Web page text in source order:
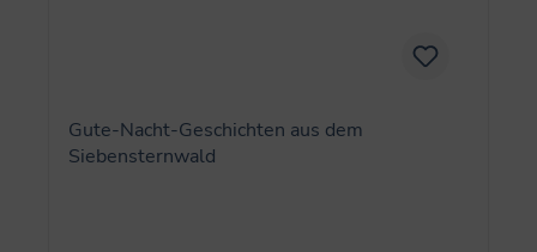
Gute-Nacht-Geschichten aus dem
Siebensternwald